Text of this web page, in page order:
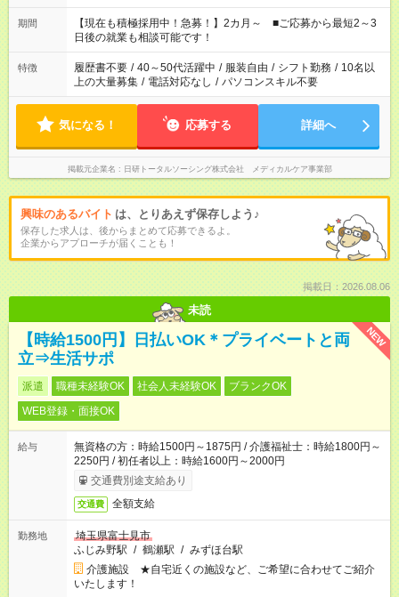
い」 「余裕を持って夕飯の準備がしたい」 「できれば残業はし
たくない」 など、ご希望を教えてくださいね。 ※Wワーク希望
の方へ 今ご覧のお仕事で希望する勤務時間と、もう1つのお仕事
の勤務時間。 合計で週40時間を超える場合は応募できません。
期間
【現在も積極採用中！急募！】2カ月～ ■ご応募から最短2～3
日後の就業も相談可能です！
特徴 履歴書不要 / 40～50代活躍中 / 服装自由 / シフト勤務 / 10名以
上の大量募集 / 電話対応なし / パソコンスキル不要
気になる！ 応募する 詳細へ
掲載元企業名 日研トータルソーシング株式会社 メディカルケア事業部
興味のあるバイト は、とりあえず保存しよう♪
保存した求人は、後からまとめて応募できるよ。
企業からアプローチが届くことも！
掲載日：2026.08.06
未読
NEW
【時給1500円】日払いOK＊プライベートと両
立⇒生活サポ
派遣 職種未経験OK 社会人未経験OK
ブランクOK
WEB登録・面接OK
給与
無資格の方：時給1500円～1875円 / 介護福祉士：時給1800円～
2250円 / 初任者以上：時給1600円～2000円
交通費別途支給あり
交通費 全額支給
勤務地
埼玉県富士見市
ふじみ野駅 / 鶴瀬駅 / みずほ台駅
介護施設 ★自宅近くの施設など、ご希望に合わせてご紹介
いたします！